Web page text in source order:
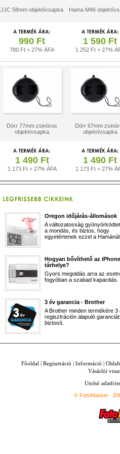
JJC 58mm objektívsapka Hama M46
990 Ft
780 Ft + 27% ÁFA
1 590 Ft
1 252 Ft + 27%
Dörr 77mm zsinóros
objektívsapka
Dörr 67mm
objektívsapka
1 490 Ft
1 173 Ft + 27% ÁFA
1 490 Ft
1 173 Ft + 27%
Oregon időjárás-állomások
A változatosság
a mondás, és biztos, hogy
egyetértenek ezzel a
Hogyan bővíthető az iPhone
tárhelye?
Gyors megoldás arra az
fogyóban a szabad kapacitás.
3 év garancia - Brother
A Brother minden termékére 3
regisztráción alapuló garanciát
biztosít.
Főoldal | Regisztráció | Információ |
Vásárlói
Utolsó
© FotoMarket -